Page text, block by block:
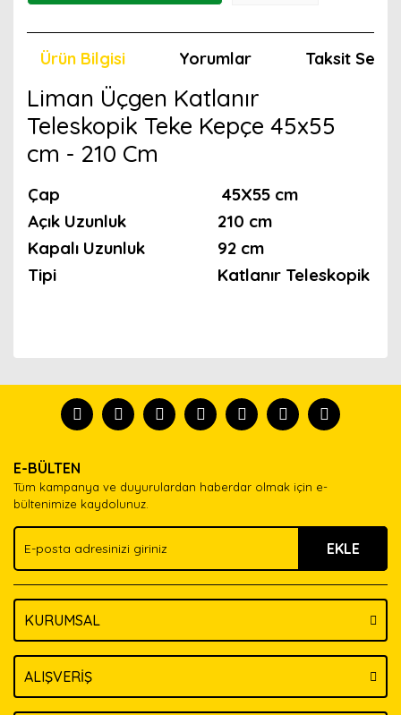
Ürün Bilgisi Yorumlar Taksit
Liman Üçgen Katlanır
Teleskopik Teke Kepçe 45x55
cm - 210 Cm
Çap
45X55 cm
Açık Uzunluk
210 cm
Kapalı Uzunluk
92 cm
Tipi
Katlanır Teleskopik
tanısın.
formunu kullanarak tarafımıza iletebilirsiniz.
Görüş ve önerileriniz için teşekkür ederiz.
Ürün açıklamasında eksik bilgiler bulunuyor.
Ürün bilgilerinde hatalar bulunuyor.
Ürün fiyatı diğer sitelerden daha pahalı.
Bu ürüne benzer farklı alternatifler olmalı.
E-BÜLTEN
Tüm kampanya ve duyurulardan haberdar olmak için e-
bültenimize kaydolunuz.
EKLE
KURUMSAL
ALIŞVERİŞ